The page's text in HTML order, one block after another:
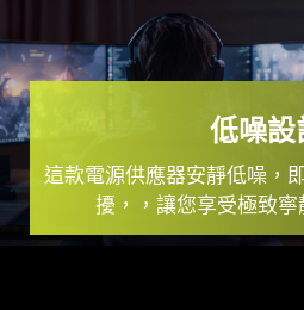
低噪設
這款電源供應器安靜低噪，
擾，，讓您享受極致寧